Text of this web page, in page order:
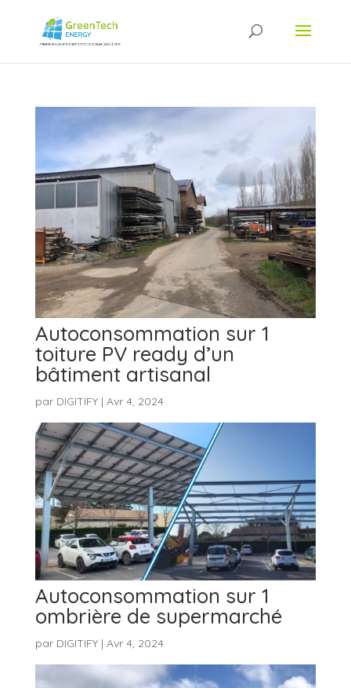
Autoconsommation sur 1
toiture PV ready d’un
bâtiment artisanal
par DIGITIFY| Avr 4, 2024
Autoconsommation sur 1
ombrière de supermarché
par DIGITIFY| Avr 4, 2024